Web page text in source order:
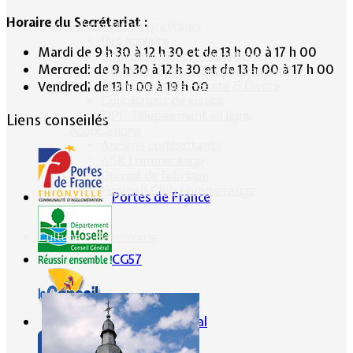
Informations pratiques
Environnement / Déchetterie
Numéros utiles - Services sociaux
Numéros utiles -Santé & Divers
TIPI : Télépaiement en ligne
Associations
Conseil de fabrique
Football Club Lommerange
Culture & Patrimoine
Horaire du Secrétariat :
Mardi de 9 h 30 à 12 h 30 et de 13 h 00 à 17 h 00
Mercredi de 9 h 30 à 12 h 30 et de 13 h 00 à 17 h 00
Vendredi de 13 h 00 à 19 h 00
Liens conseillés
Portes de France
CG57
Conseil Régional